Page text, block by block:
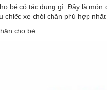
bé có tác dụng gì. Đây là
chiếc xe chòi chân phù hợp nhất
cho bé: